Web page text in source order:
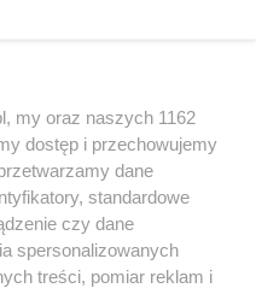
Rankinguefa.pl.
my oraz naszych 1162
dostęp i przechowujemy
dane
standardowe
czy dane
spersonalizowanych
treści, pomiar reklam i